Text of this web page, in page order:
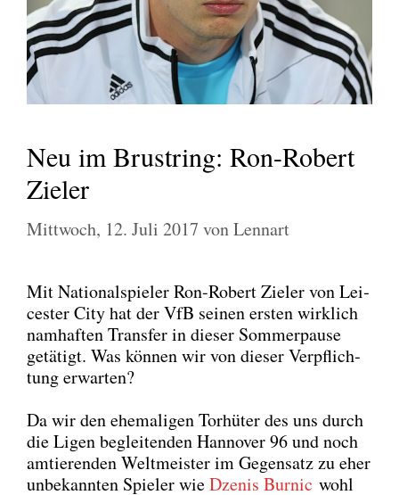
Neu im Brustring: Ron-Robert
Zieler
Mittwoch, 12. Juli 2017 vonLennart
Mit Natio­nal­spie­ler Ron-Robert Zie­l­er von Lei­
ces­ter City hat der VfB sei­nen ers­ten wirk­lich
nam­haf­ten Trans­fer in die­ser Som­mer­pau­se
getä­tigt. Was kön­nen wir von die­ser Ver­pflich­
tung erwar­ten?
Da wir den ehe­ma­li­gen Tor­hü­ter des uns durch
die Ligen beglei­ten­den Han­no­ver 96 und noch
amtie­ren­den Welt­meis­ter im Gegen­satz zu eher
unbe­kann­ten Spie­ler wieDze­nis Bur­nic wohl